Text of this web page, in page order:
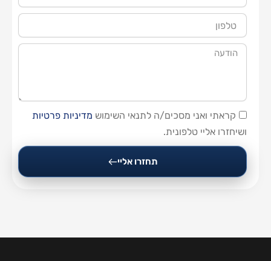
טלפון
הודעה
קראתי ואני מסכים/ה לתנאי השימוש מדיניות פרטיות
ושיחזרו אליי טלפונית.
תחזרו אליי